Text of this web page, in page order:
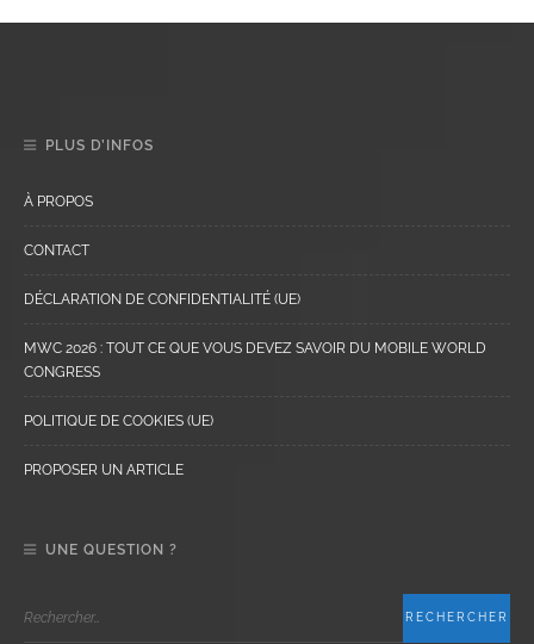
PLUS D’INFOS
À PROPOS
CONTACT
DÉCLARATION DE CONFIDENTIALITÉ (UE)
MWC 2026 : TOUT CE QUE VOUS DEVEZ SAVOIR DU MOBILE WORLD
CONGRESS
POLITIQUE DE COOKIES (UE)
PROPOSER UN ARTICLE
UNE QUESTION ?